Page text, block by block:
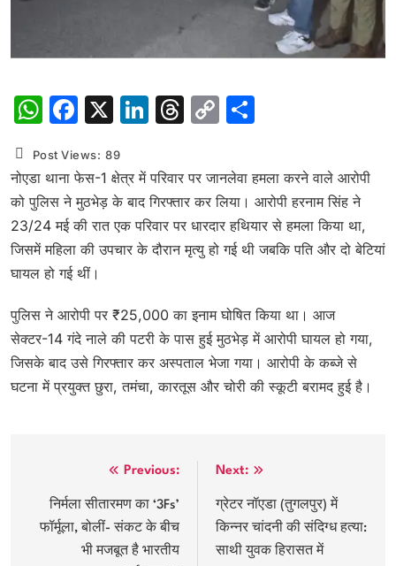
WhatsApp
Facebook
X LinkedIn
Threads
Copy
Post Views: 89
नोएडा थाना फेस-1 क्षेत्र में परिवार पर जानलेवा हमला करने वाले आरोपी
को पुलिस ने मुठभेड़ के बाद गिरफ्तार कर लिया। आरोपी हरनाम सिंह ने
23/24 मई की रात एक परिवार पर धारदार हथियार से हमला किया था,
जिसमें महिला की उपचार के दौरान मृत्यु हो गई थी जबकि पति और दो बेटियां
घायल हो गई थीं।
पुलिस ने आरोपी पर ₹25,000 का इनाम घोषित किया था। आज
सेक्टर-14 गंदे नाले की पटरी के पास हुई मुठभेड़ में आरोपी घायल हो गया,
जिसके बाद उसे गिरफ्तार कर अस्पताल भेजा गया। आरोपी के कब्जे से
घटना में प्रयुक्त छुरा, तमंचा, कारतूस और चोरी की स्कूटी बरामद हुई है।
navigation
Previous:
निर्मला सीतारमण का ‘3Fs’
फॉर्मूला, बोलीं- संकट के बीच
भी मजबूत है भारतीय
Next:
ग्रेटर नॉएडा (तुगलपुर) में
किन्नर चांदनी की संदिग्ध हत्या:
साथी युवक हिरासत में